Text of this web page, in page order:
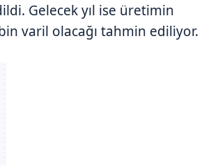
Gelecek yıl ise üretimin
varil olacağı tahmin ediliyor.